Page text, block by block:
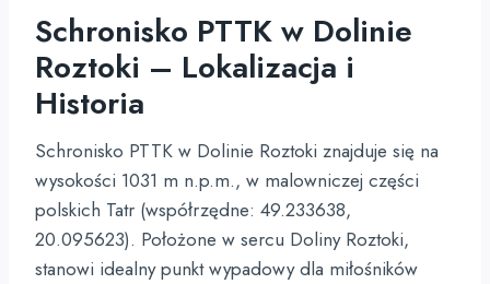
Schronisko PTTK w Dolinie
Roztoki – Lokalizacja i
Historia
Schronisko PTTK w Dolinie Roztoki znajduje się na
wysokości 1031 m n.p.m., w malowniczej części
polskich Tatr (współrzędne: 49.233638,
20.095623). Położone w sercu Doliny Roztoki,
stanowi idealny punkt wypadowy dla miłośników